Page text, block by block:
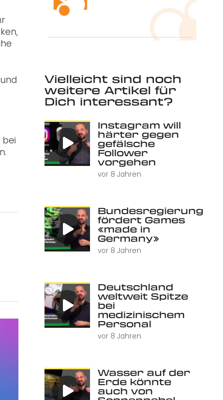
bei
Vielleicht sind noch
weitere Artikel für
Dich interessant?
Instagram will
härter gegen
gefälsche
Follower
vorgehen
vor 8 Jahren
Bundesregierung
fördert Games
«made in
Germany»
vor 8 Jahren
Deutschland
weltweit Spitze
bei
medizinischem
Personal
vor 8 Jahren
Wasser auf der
Erde könnte
auch von